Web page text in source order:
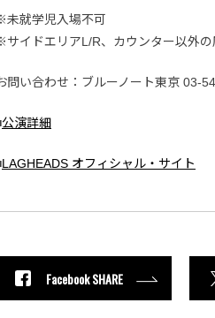
未就学児入場不可
サイドエリアL/R、カウンター以外
問い合わせ：ブルーノート東京 03-
公演詳細
LAGHEADS オフィシャル・サイト
Facebook SHARE